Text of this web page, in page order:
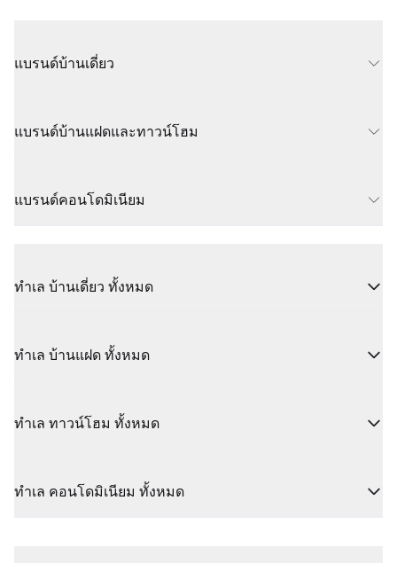
แบรนด์บ้านเดี่ยว
แบรนด์บ้านแฝดและทาวน์โฮม
แบรนด์คอนโดมิเนียม
ทำเล บ้านเดี่ยว ทั้งหมด
ทำเล บ้านแฝด ทั้งหมด
ทำเล ทาวน์โฮม ทั้งหมด
ทำเล คอนโดมิเนียม ทั้งหมด